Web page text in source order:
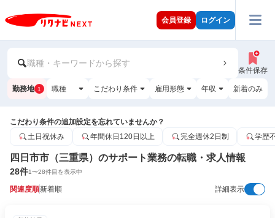
会員登録 ログイン
職種・キーワードから探す
条件保存
勤務地 1 職種 こだわり条件 雇用形態 年収 新着のみ
こだわり条件の追加設定を忘れていませんか？
土日祝休み
年間休日120日以上 完全週休2日制 学歴
四日市市（三重県）のサポート業務の転職・求人情報
28件1〜28件目を表示中
関連度順新着順 詳細表示